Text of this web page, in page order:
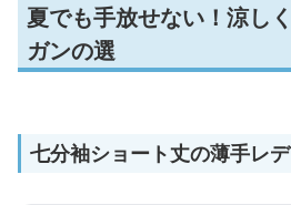
夏でも手放せない！涼し
ガンの選
七分袖ショート丈の薄手レ